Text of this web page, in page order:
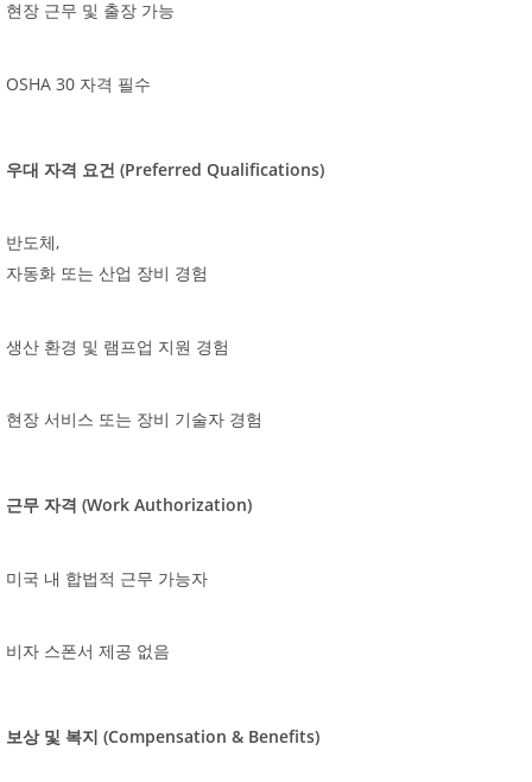
현장 근무 및 출장 가능
OSHA 30 자격 필수
우대 자격 요건 (Preferred Qualifications)
반도체,
자동화 또는 산업 장비 경험
생산 환경 및 램프업 지원 경험
현장 서비스 또는 장비 기술자 경험
근무 자격 (Work Authorization)
미국 내 합법적 근무 가능자
비자 스폰서 제공 없음
보상 및 복지 (Compensation & Benefits)